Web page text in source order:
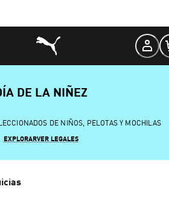
DE LA NIÑEZ
DE NIÑOS, PELOTAS Y MOCHILAS
EXPLORARVER LEGALES